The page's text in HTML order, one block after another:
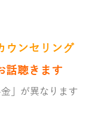
ウンセリング
話聴きます
」が異なります